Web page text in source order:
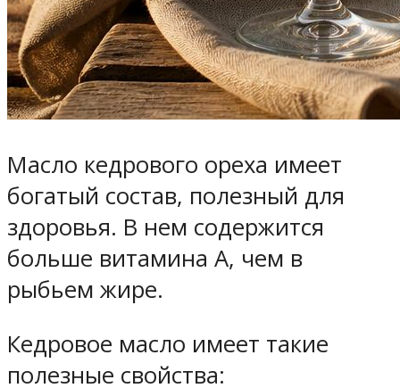
Масло кедрового ореха имеет
богатый состав, полезный для
здоровья. В нем содержится
больше витамина А, чем в
рыбьем жире.
Кедровое масло имеет такие
полезные свойства: